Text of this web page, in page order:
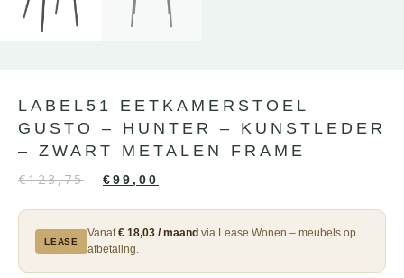
LABEL51 EETKAMERSTOEL
GUSTO – HUNTER – KUNSTLEDER
– ZWART METALEN FRAME
€123,75 €99,00
LEASE
Vanaf€ 18,03 / maand via Lease Wonen – meubels op
afbetaling.